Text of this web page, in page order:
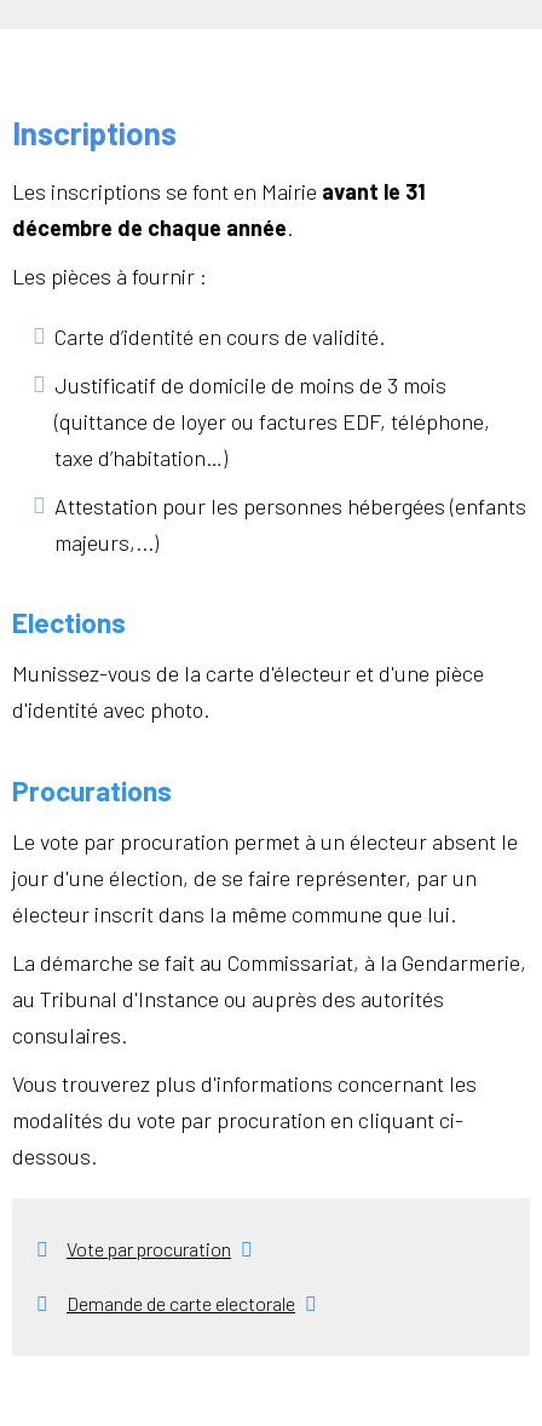
Inscriptions
Les inscriptions se font en Mairie avant le 31
décembre de chaque année.
Les pièces à fournir :
Carte d’identité en cours de validité.
Justificatif de domicile de moins de 3 mois
(quittance de loyer ou factures EDF, téléphone,
taxe d’habitation…)
Attestation pour les personnes hébergées (enfants
majeurs,...)
Elections
Munissez-vous de la carte d'électeur et d'une pièce
d'identité avec photo.
Procurations
Le vote par procuration permet à un électeur absent le
jour d'une élection, de se faire représenter, par un
électeur inscrit dans la même commune que lui.
La démarche se fait au Commissariat, à la Gendarmerie,
au Tribunal d'Instance ou auprès des autorités
consulaires.
Vous trouverez plus d'informations concernant les
modalités du vote par procuration en cliquant ci-
dessous.
Vote par procuration
Demande de carte electorale